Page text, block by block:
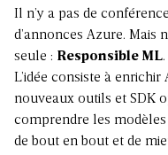
Il n’y a pas de
d’annonces Azure. Mais
seule : Responsible ML.
L’idée consiste à
nouveaux outils et SDK
comprendre les
de bout en bout et de